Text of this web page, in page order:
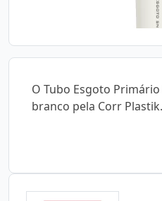
O Tubo Esgoto Primário
branco pela Corr Plastik.